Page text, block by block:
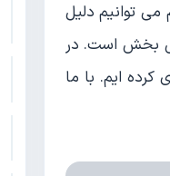
می توانیم دلیل
بخش است. در
کرده ایم. با ما